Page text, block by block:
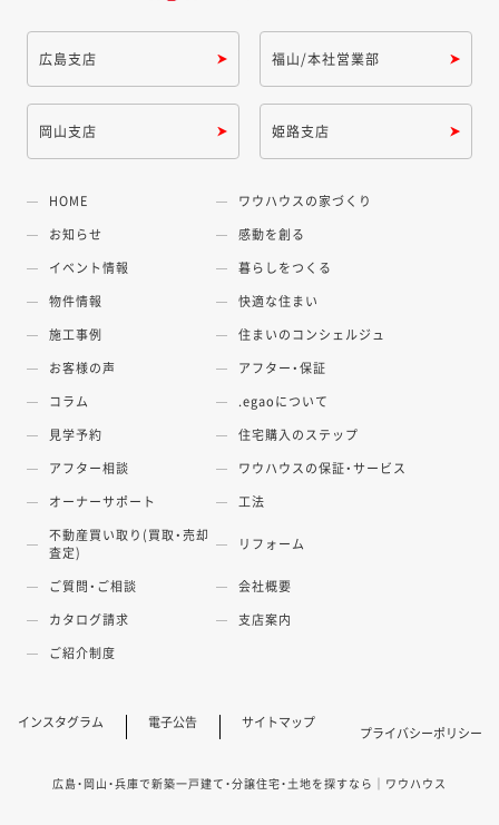
広島支店 福山/本社営業部
岡山支店 姫路支店
HOME
ワウハウスの家づくり
お知らせ
感動を創る
イベント情報
暮らしをつくる
物件情報
快適な住まい
施工事例
住まいのコンシェルジュ
お客様の声
アフター・保証
コラム
.egaoについて
見学予約
住宅購入のステップ
アフター相談
ワウハウスの保証・サービス
オーナーサポート
工法
不動産買い取り(買取・売却
査定)
リフォーム
ご質問・ご相談
会社概要
カタログ請求
支店案内
ご紹介制度
広島・岡山・兵庫で新築一戸建て・分譲住宅・土地を探すなら｜ワウハウス
インスタグラム 電子公告 サイトマップ
プライバシーポリシー